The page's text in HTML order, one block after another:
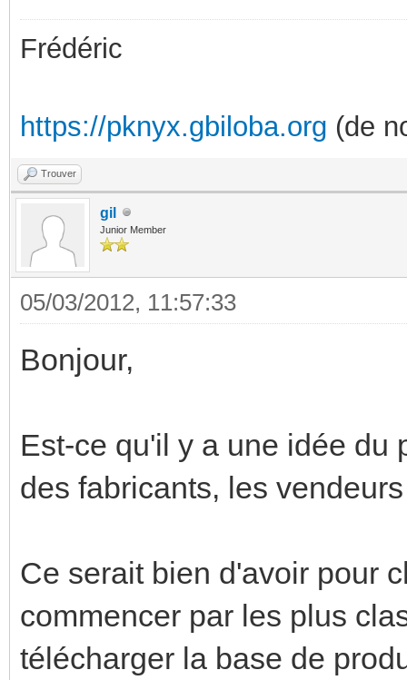
Frédéric
https://pknyx.gbiloba.org (de
Trouver
gil
Junior Member
05/03/2012, 11:57:33
Bonjour,
Est-ce qu'il y a une idée du
des fabricants, les
Ce serait bien d'avoir pour
commencer par les plus
télécharger la base de